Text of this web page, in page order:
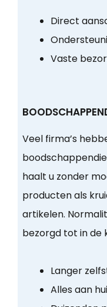
Direct
Vaste
Veel firma’s
haalt u zonder
producten als
artikelen.
bezorgd tot in de
Langer
Alles aan